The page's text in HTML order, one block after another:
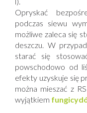
Opryskać
podczas siewu
możliwe zaleca się
deszczu. W
starać się
powschodowo od
efekty uzyskuje się
można mieszać z
wyjątkiem